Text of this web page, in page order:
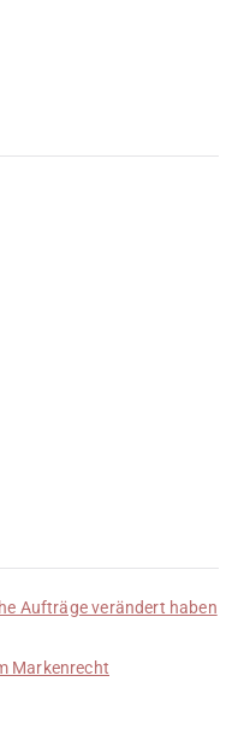
Aufträge verändert haben
Markenrecht